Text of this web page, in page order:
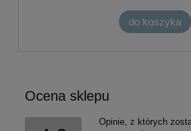
do koszyka
Ocena sklepu
Opinie, z których